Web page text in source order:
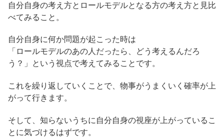
自分自身の考え方とロールモデルとなる方の考え方と見比
べてみること。
自分自身に何か問題が起こった時は
「ロールモデルのあの人だったら、どう考えるんだろ
う？」という視点で考えてみることです。
これを繰り返していくことで、物事がうまくいく確率が上
がって行きます。
そして、知らないうちに自分自身の視座が上がっているこ
とに気づけるはずです。